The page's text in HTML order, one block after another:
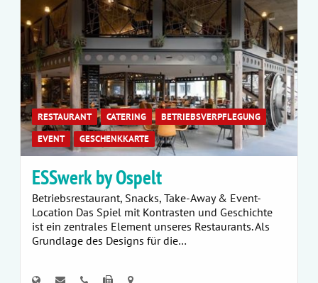
RESTAURANT CATERING
BETRIEBSVERPFLEGUNG
EVENT
GESCHENKKARTE
ESSwerk by Ospelt
Betriebsrestaurant, Snacks, Take-Away & Event-
Location Das Spiel mit Kontrasten und Geschichte
ist ein zentrales Element unseres Restaurants. Als
Grundlage des Designs für die…